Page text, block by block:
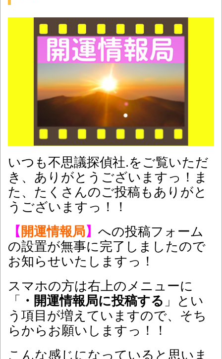
いつも不思議探偵社.をご覧いただ
き、ありがとうございますっ！ま
た、たくさんのご投稿もありがと
うございますっ！！
【 開運情報局】 への投稿フォーム
の設置が無事に完了しましたので
お知らせいたしますっ！
スマホの方は右上のメニューに
「
・開運情報局に投稿する 」とい
う項目が増えていますので、そち
らからお願いしますっ！！
こんな感じになっていると思いま